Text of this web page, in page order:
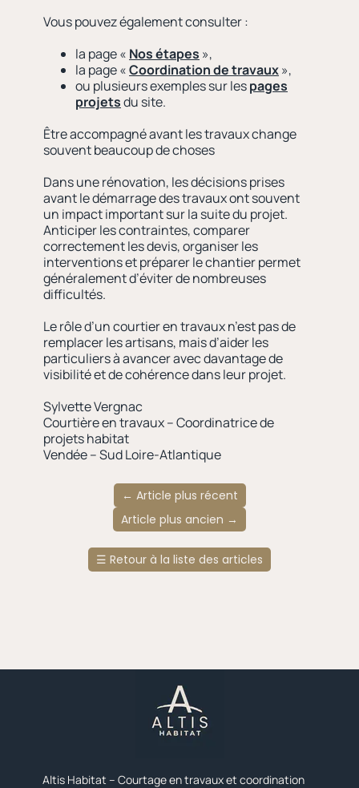
Altis Habitat – Courtage en travaux et coordination
Vous pouvez également consulter :
la page « Nos étapes »,
la page «Coordination de travaux»,
ou plusieurs exemples sur lespages
projetsdu site.
Être accompagné avant les travaux change
souvent beaucoup de choses
Dans une rénovation, les décisions prises
avant le démarrage des travaux ont souvent
un impact important sur la suite du projet.
Anticiper les contraintes, comparer
correctement les devis, organiser les
interventions et préparer le chantier permet
généralement d’éviter de nombreuses
difficultés.
Le rôle d’un courtier en travaux n’est pas de
remplacer les artisans, mais d’aider les
particuliers à avancer avec davantage de
visibilité et de cohérence dans leur projet.
Sylvette Vergnac
Courtière en travaux – Coordinatrice de
projets habitat
Vendée – Sud Loire-Atlantique
← Article plus récent
Article plus ancien →
☰ Retour à la liste des articles